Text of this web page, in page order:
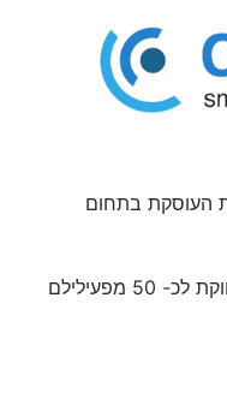
העוסקת בתחום
חברתנו קיימת מאז שנת 2000 ומשווקת לכ- 50 מפעילילם